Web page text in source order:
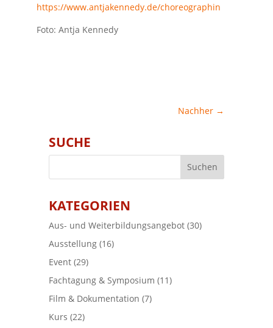
https://www.antjakennedy.de/choreographin
Foto: Antja Kennedy
Nachher →
SUCHE
KATEGORIEN
Aus- und Weiterbildungsangebot (30)
Ausstellung (16)
Event (29)
Fachtagung & Symposium (11)
Film & Dokumentation (7)
Kurs (22)